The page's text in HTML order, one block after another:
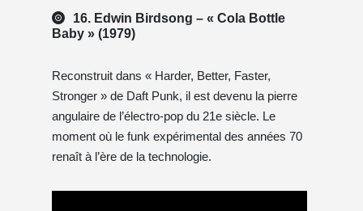
16. Edwin Birdsong – « Cola Bottle
Baby » (1979)
Reconstruit dans « Harder, Better, Faster,
Stronger » de Daft Punk, il est devenu la pierre
angulaire de l’électro-pop du 21e siècle. Le
moment où le funk expérimental des années 70
renaît à l’ère de la technologie.